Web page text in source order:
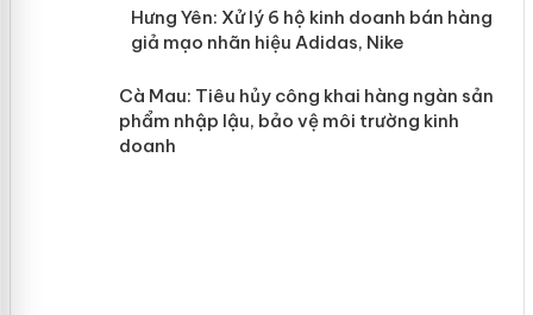
Hưng Yên: Xử lý 6 hộ kinh doanh bán
hàng giả mạo nhãn hiệu Adidas, Nike